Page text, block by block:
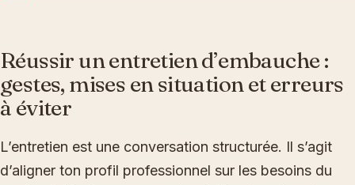
Réussir un entretien d’embauche :
gestes, mises en situation et erreurs
à éviter
L’entretien est une conversation structurée. Il s’agit
d’aligner ton profil professionnel sur les besoins du